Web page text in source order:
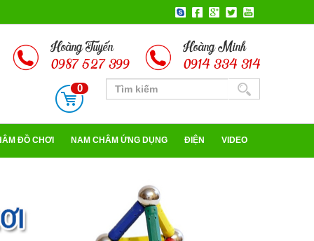
Hoàng Tuyến
0987 527 399
Hoàng Minh
0914 334 314
0
ĐỒ CHƠI NAM CHÂM ỨNG DỤNG ĐIỆN VIDEO